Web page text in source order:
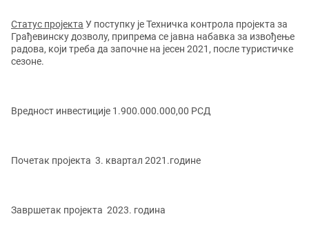
Статус пројекта У поступку је Техничка контрола пројекта за
Грађевинску дозволу, припрема се јавна набавка за извођење
радова, који треба да започне на јесен 2021, после туристичке
сезоне.
Вредност инвестиције 1.900.000.000,00 РСД
Почетак пројекта 3. квартал 2021.године
Завршетак пројекта 2023. година